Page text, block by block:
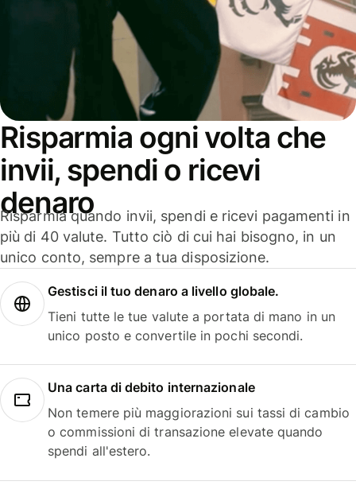
Risparmia ogni volta che
invii, spendi o ricevi
denaro
Risparmia quando invii, spendi e ricevi pagamenti in
più di 40 valute. Tutto ciò di cui hai bisogno, in un
unico conto, sempre a tua disposizione.
Gestisci il tuo denaro a livello globale.
Tieni tutte le tue valute a portata di mano in un
unico posto e convertile in pochi secondi.
Una carta di debito internazionale
Non temere più maggiorazioni sui tassi di cambio
o commissioni di transazione elevate quando
spendi all'estero.